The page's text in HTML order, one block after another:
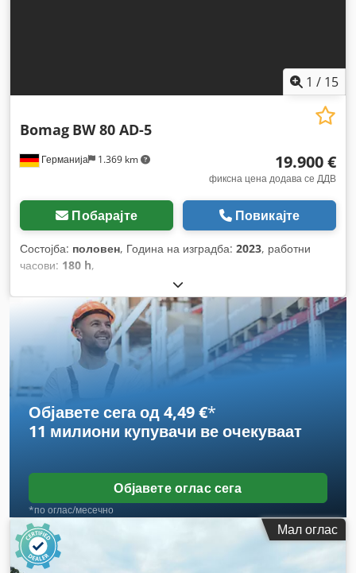
1 / 15
Германија 1.369 km
Bomag BW 80 AD-5
19.900 €
фиксна цена додава се ДДВ
Побарајте Повикајте
Состојба: половен, Година на изградба: 2023, работни
часови: 180 h,
Објавете сега од 4,49 €*
11 милиони купувачи ве очекуваат
Објавете оглас сега
*по оглас/месечно
Мал оглас